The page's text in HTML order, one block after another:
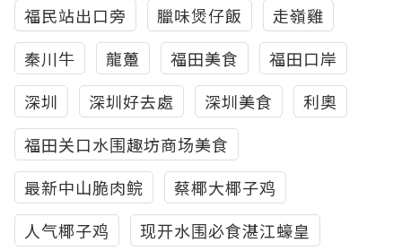
福民站出口旁
臘味煲仔飯
走嶺雞
秦川牛
龍躉 福田美食
福田口岸
深圳
深圳好去處 深圳美食
利奧
福田关口水围趣坊商场美食
最新中山脆肉鲩
蔡椰大椰子鸡
人气椰子鸡
现开水围必食湛江蠔皇